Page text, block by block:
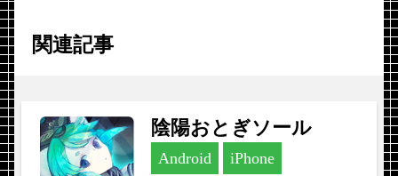
関連記事
陰陽おとぎソール
Android iPhone